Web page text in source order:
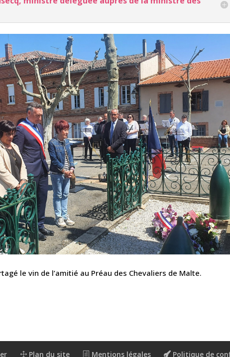
le vin de l’amitié au Préau des Chevaliers de Malte.
Plan du site Mentions légales Politique de